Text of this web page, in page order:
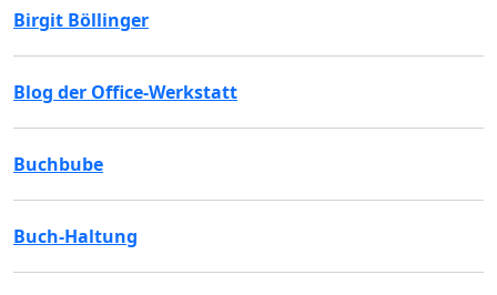
Birgit Böllinger
Blog der Office-Werkstatt
Buchbube
Buch-Haltung